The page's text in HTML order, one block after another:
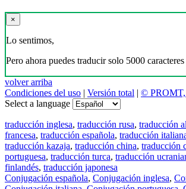
×
Lo sentimos,
Pero ahora puedes traducir solo 5000
volver arriba
Condiciones del uso | Versión total | © PROMT,
Select a language
traducción inglesa, traducción rusa, traducción
francesa, traducción española, traducción
traducción kazaja, traducción china, traducción
portuguesa, traducción turca, traducción
finlandés, traducción japonesa
Conjugación española, Conjugación inglesa,